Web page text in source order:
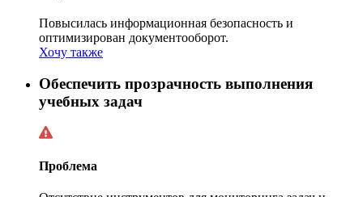
Повысилась информационная безопасность и
оптимизирован документооборот.
Хочу также
Обеспечить прозрачность выполнения
учебных задач
Проблема